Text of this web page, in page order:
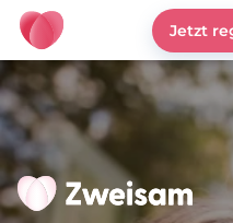
Zweisam
Jetzt